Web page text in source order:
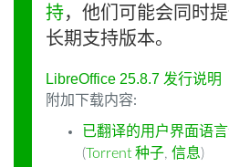
持，他们可能会同时
长期支持版本。
LibreOffice 25.8.7 发行说明
附加下载内容:
已翻译的用户界面语
(Torrent 种子, 信息)